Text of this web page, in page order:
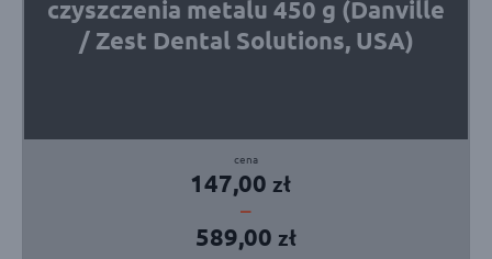
czyszczenia metalu 450 g (Danville
/ Zest Dental Solutions, USA)
147,00 zł
–
589,00 zł
Zakres
cen:
od
147,00 zł